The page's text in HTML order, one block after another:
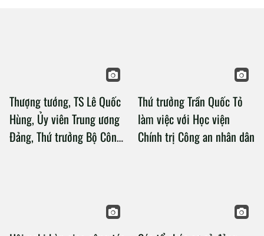
Thượng tướng, TS Lê Quốc
Hùng, Ủy viên Trung ương
Đảng, Thứ trưởng Bộ Công
Thứ trưởng Trần Quốc Tỏ
làm việc với Học viện
Chính trị Công an nhân dân